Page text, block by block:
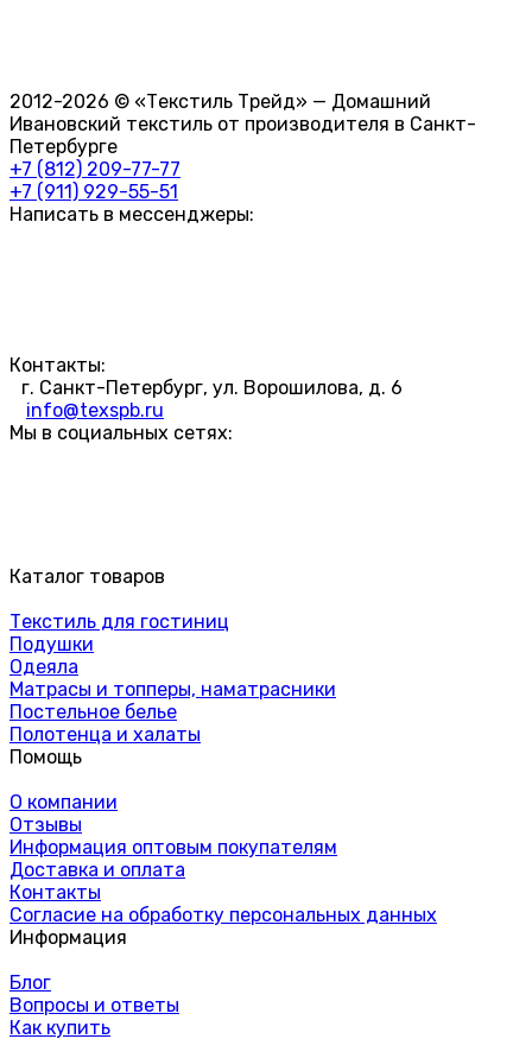
2012-2026 © «Текстиль Трейд» — Домашний
Ивановский текстиль от производителя в Санкт-
Петербурге
+7 (812) 209-77-77
+7 (911) 929-55-51
Написать в мессенджеры:
Контакты:
г. Санкт-Петербург, ул. Ворошилова, д. 6
info@texspb.ru
Мы в социальных сетях:
Каталог товаров
Текстиль для гостиниц
Подушки
Одеяла
Матрасы и топперы, наматрасники
Постельное белье
Полотенца и халаты
Помощь
О компании
Отзывы
Информация оптовым покупателям
Доставка и оплата
Контакты
Согласие на обработку персональных данных
Информация
Блог
Вопросы и ответы
Как купить